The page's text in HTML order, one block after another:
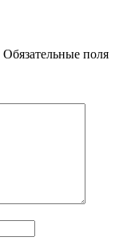
Обязательные поля